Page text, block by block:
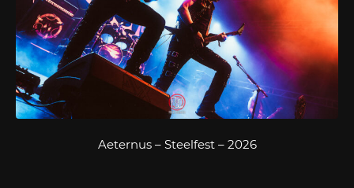
Aeternus – Steelfest – 2026